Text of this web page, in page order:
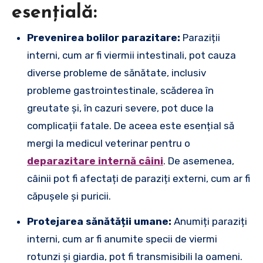
esențială:
Prevenirea bolilor parazitare: Paraziții
interni, cum ar fi viermii intestinali, pot cauza
diverse probleme de sănătate, inclusiv
probleme gastrointestinale, scăderea în
greutate și, în cazuri severe, pot duce la
complicații fatale. De aceea este esențial să
mergi la medicul veterinar pentru o
deparazitare internă câini. De asemenea,
câinii pot fi afectați de paraziți externi, cum ar fi
căpușele și puricii.
Protejarea sănătății umane: Anumiți paraziți
interni, cum ar fi anumite specii de viermi
rotunzi și giardia, pot fi transmisibili la oameni.